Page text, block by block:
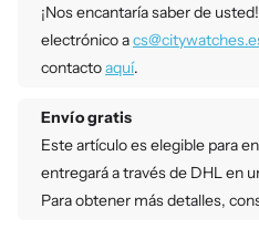
¡Nos encantaría saber de
electrónico a
contactoaquí.
Envío gratis
Este artículo es elegible para
entregará a través de DHL en
Para obtener más detalles,